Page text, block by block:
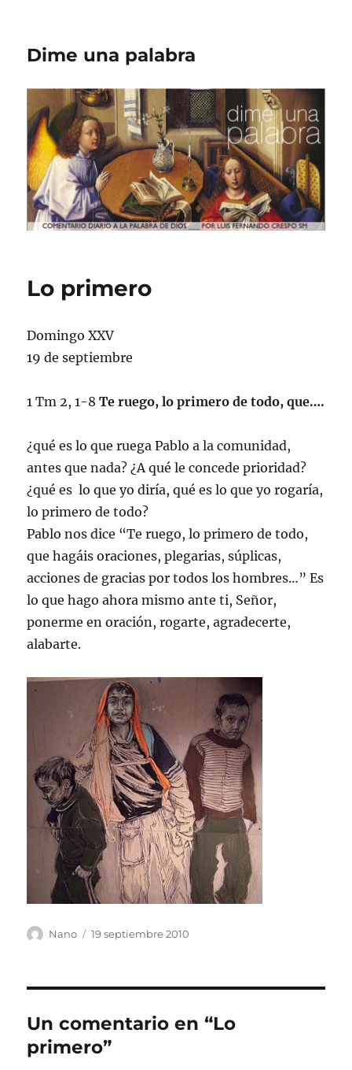
Dime una palabra
Lo primero
Domingo XXV
19 de septiembre
1 Tm 2, 1-8Te ruego, lo primero de todo, que….
¿qué es lo que ruega Pablo a la comunidad,
antes que nada? ¿A qué le concede prioridad?
¿qué es lo que yo diría, qué es lo que yo rogaría,
lo primero de todo?
Pablo nos dice “Te ruego, lo primero de todo,
que hagáis oraciones, plegarias, súplicas,
acciones de gracias por todos los hombres…” Es
lo que hago ahora mismo ante ti, Señor,
ponerme en oración, rogarte, agradecerte,
alabarte.
Autor
Nano
Publicado
19 septiembre 2010
Un comentario en “Lo
primero”